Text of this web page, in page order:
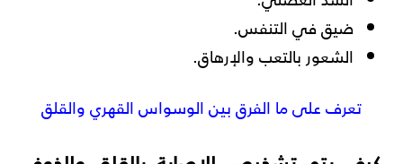
ضيق في التنفس.
الشعور بالتعب والإرهاق.
تعرف على ما الفرق بين الوسواس القهري والقلق